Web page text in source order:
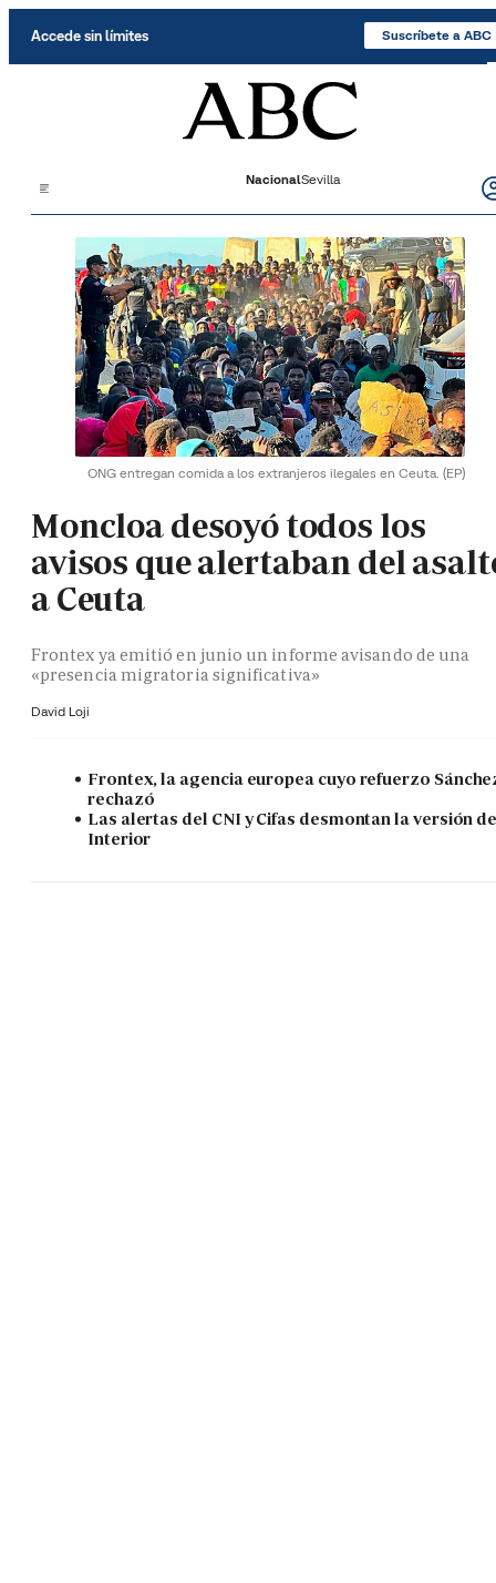
Accede sin límites Suscríbete a ABC
NacionalSevilla
ONG entregan comida a los extranjeros ilegales en Ceuta. (EP)
Moncloa desoyó todos los
avisos que alertaban del
a Ceuta
Frontex ya emitió en junio un informe avisando de una
«presencia migratoria significativa»
David Loji
Frontex, la agencia europea cuyo refuerzo
rechazó
Las alertas del CNI y Cifas desmontan la versión
Interior